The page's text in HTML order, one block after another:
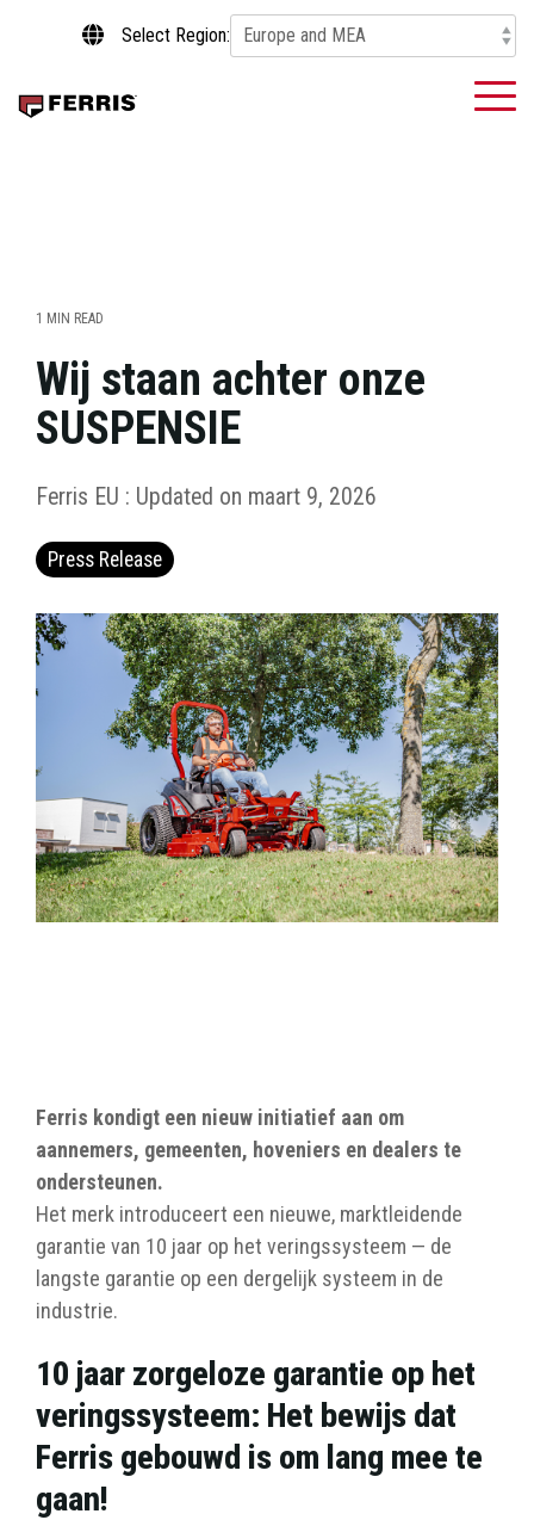
main
Select Region:
1 MIN READ
Wij staan achter onze
SUSPENSIE
Ferris EU : Updated on maart 9, 2026
Press Release
Ferris kondigt een nieuw initiatief aan om
aannemers, gemeenten, hoveniers en dealers te
ondersteunen.
Het merk introduceert een nieuwe, marktleidende
garantie van 10 jaar op het veringssysteem — de
langste garantie op een dergelijk systeem in de
industrie.
10 jaar zorgeloze garantie op het
veringssysteem: Het bewijs dat
Ferris gebouwd is om lang mee te
gaan!